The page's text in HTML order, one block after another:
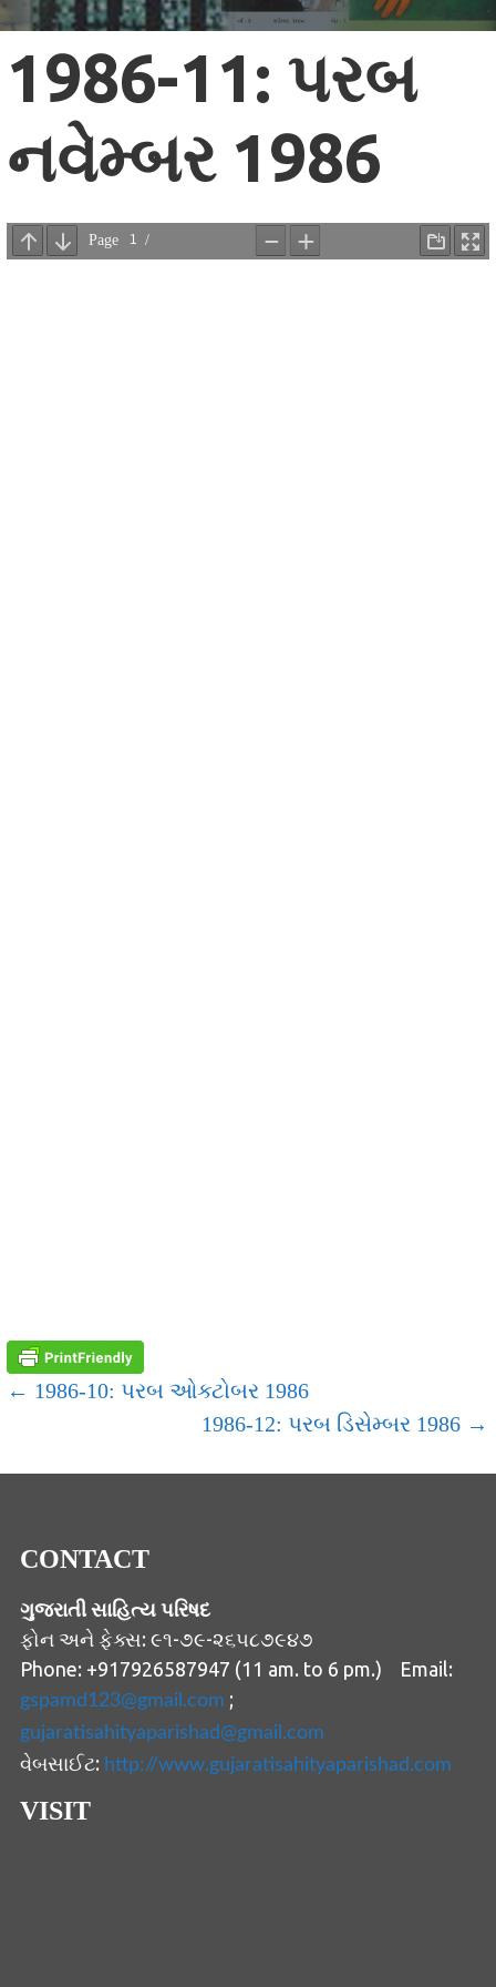
1986-11: પરબ
નવેમ્બર 1986
POST
NAVIGATION
← 1986-10: પરબ ઓક્ટોબર 1986
1986-12: પરબ ડિસેમ્બર 1986 →
CONTACT
ગુજરાતી સાહિત્ય પરિષદ
ફોન અને ફેક્સ: ૯૧-૭૯-૨૬૫૮૭૯૪૭
Phone: +917926587947 (11 am. to 6 pm.) Email:
gspamd123@gmail.com ;
gujaratisahityaparishad@gmail.com
વેબસાઈટ: http://www.gujaratisahityaparishad.com
VISIT